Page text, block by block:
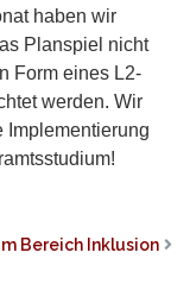
haben wir
Planspiel nicht
Form eines L2-
werden. Wir
Implementierung
Bereich Inklusion